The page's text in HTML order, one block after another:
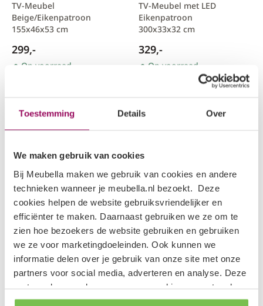
Toestemming Details Over
We maken gebruik van cookies
Bij Meubella maken we gebruik van cookies en andere
technieken wanneer je meubella.nl bezoekt. Deze
cookies helpen de website gebruiksvriendelijker en
efficiënter te maken. Daarnaast gebruiken we ze om te
zien hoe bezoekers de website gebruiken en gebruiken
we ze voor marketingdoeleinden. Ook kunnen we
informatie delen over je gebruik van onze site met onze
partners voor social media, adverteren en analyse. Deze
partners kunnen deze gegevens combineren met andere
informatie die je aan ze hebt verstrekt of die ze hebben
TV-Meubel
Beige/Eikenpatroon
155x46x53 cm
299,-
Op voorraad
TV-Meubel met LED
Eikenpatroon
300x33x32 cm
329,-
Op voorraad
Breva
TV-Meubel
Beige
163x40x65 cm
499,-
Bello
TV-Meubel
Groen/Eikenpatroon
219x45x52 cm